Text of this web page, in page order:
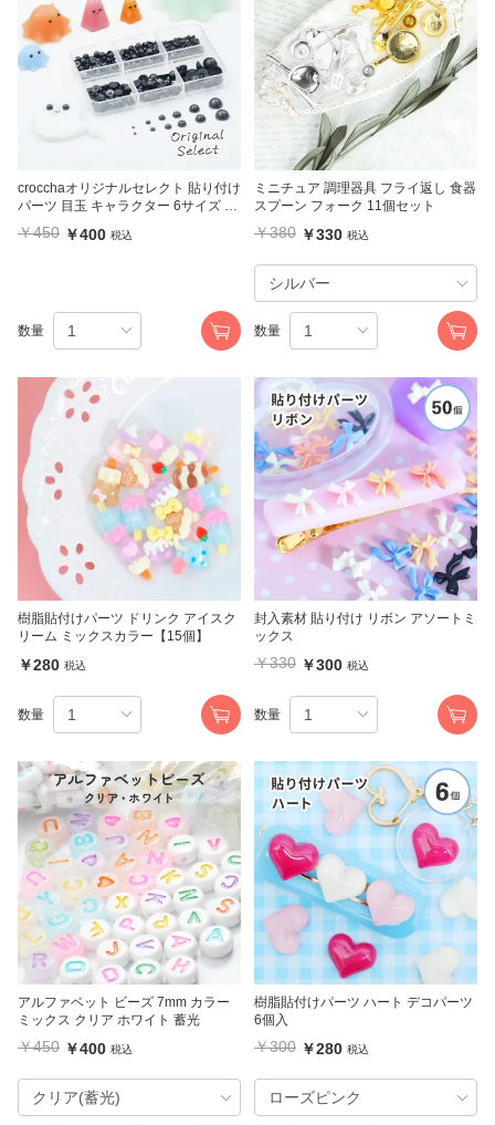
crocchaオリジナルセレクト 貼り付け
パーツ 目玉 キャラクター 6サイズ ケ
ース入り 半円パール
￥450 ￥400 税込
数量
ミニチュア 調理器具 フライ返し 食器
スプーン フォーク 11個セット
￥380 ￥330 税込
数量
樹脂貼付けパーツ ドリンク アイスク
リーム ミックスカラー【15個】
￥280 税込
数量
封入素材 貼り付け リボン アソートミ
ックス
￥330 ￥300 税込
数量
アルファベット ビーズ 7mm カラー
ミックス クリア ホワイト 蓄光
￥450 ￥400 税込
樹脂貼付けパーツ ハート デコパーツ
6個入
￥300 ￥280 税込